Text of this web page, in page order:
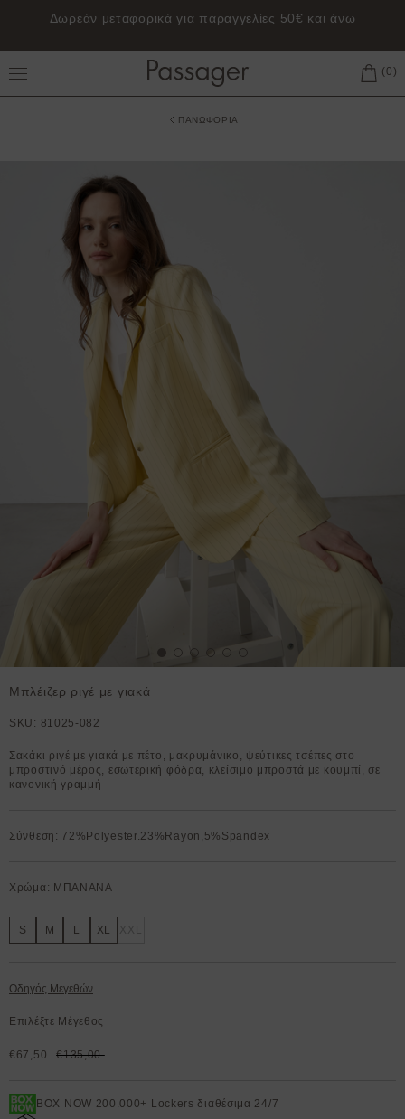
Δωρεάν μεταφορικά για παραγγελίες 50€ και άνω
Toggle Main Menu
ΠΑΝΩΦΟΡΙΑ
Μπλέιζερ ριγέ με γιακά
SKU: 81025-082
Σακάκι ριγέ με γιακά με πέτο, μακρυμάνικο, ψεύτικες τσέπες στο
μπροστινό μέρος, εσωτερική φόδρα, κλείσιμο μπροστά με κουμπί, σε
κανονική γραμμή
Σύνθεση: 72%Polyester.23%Rayon,5%Spandex
Χρώμα: ΜΠΑΝΑΝΑ
S M L XL
Οδηγός Μεγεθών
Επιλέξτε Μέγεθος
€67,50 €135,00
BOX NOW 200.000+ Lockers διαθέσιμα 24/7